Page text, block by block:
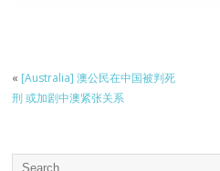
« [Australia] 澳公民在中国被判死
刑 或加剧中澳紧张关系